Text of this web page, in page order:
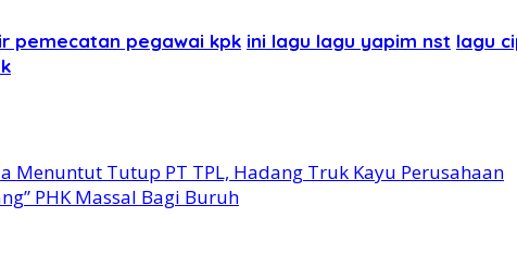
pemecatan pegawai kpk ini lagu lagu yapim nst lagu
Menuntut Tutup PT TPL, Hadang Truk Kayu Perusahaan
PHK Massal Bagi Buruh